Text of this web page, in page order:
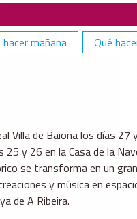
hacer mañana Qué
Villa de Baiona los días
y 26 en la Casa de la
se transforma en un
y música en
de A Ribeira.